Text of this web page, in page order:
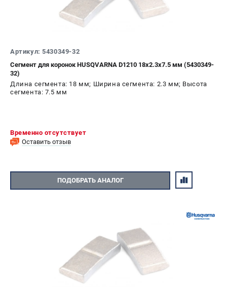
Артикул: 5430349-32
Сегмент для коронок HUSQVARNA D1210 18х2.3х7.5 мм (5430349-
32)
Длина сегмента: 18 мм; Ширина сегмента: 2.3 мм; Высота
сегмента: 7.5 мм
Временно отсутствует
Оставить отзыв
ПОДОБРАТЬ АНАЛОГ